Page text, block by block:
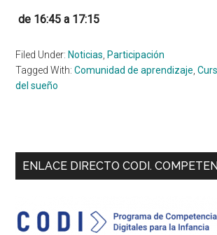
de 16:45 a 17:15
Filed Under: Noticias Participación
Tagged With:Comunidad de aprendizaje ,
del sueño
Primary
ENLACE DIRECTO CODI.